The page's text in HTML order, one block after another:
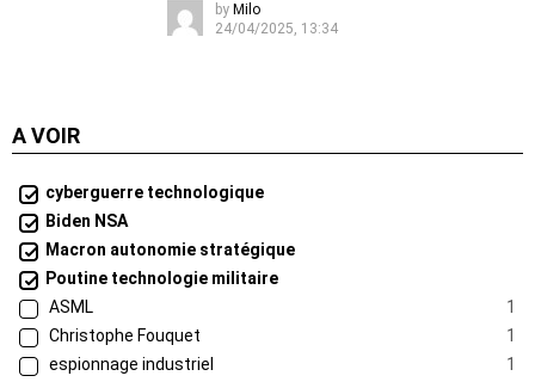
by Milo
24/04/2025, 13:34
A VOIR
cyberguerre technologique
Biden NSA
Macron autonomie stratégique
Poutine technologie militaire
ASML
1
Christophe Fouquet
1
espionnage industriel
1